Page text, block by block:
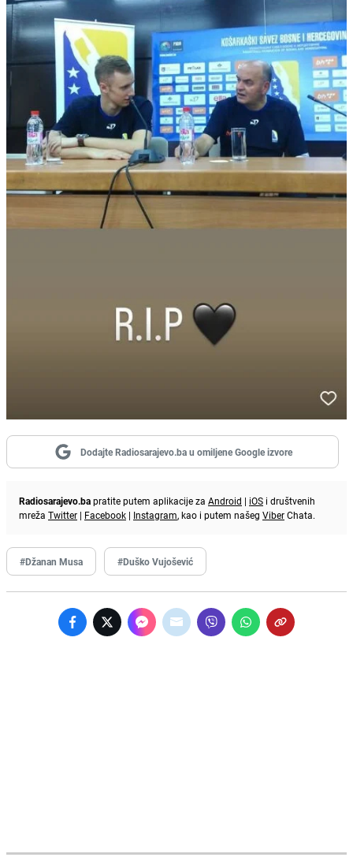
Dodajte Radiosarajevo.ba u omiljene Google izvore
Radiosarajevo.bapratite putem aplikacije za Android | iOS i društvenih
mreža Twitter | Facebook | Instagram, kao i putem našeg ViberChata.
#Džanan Musa #Duško Vujošević